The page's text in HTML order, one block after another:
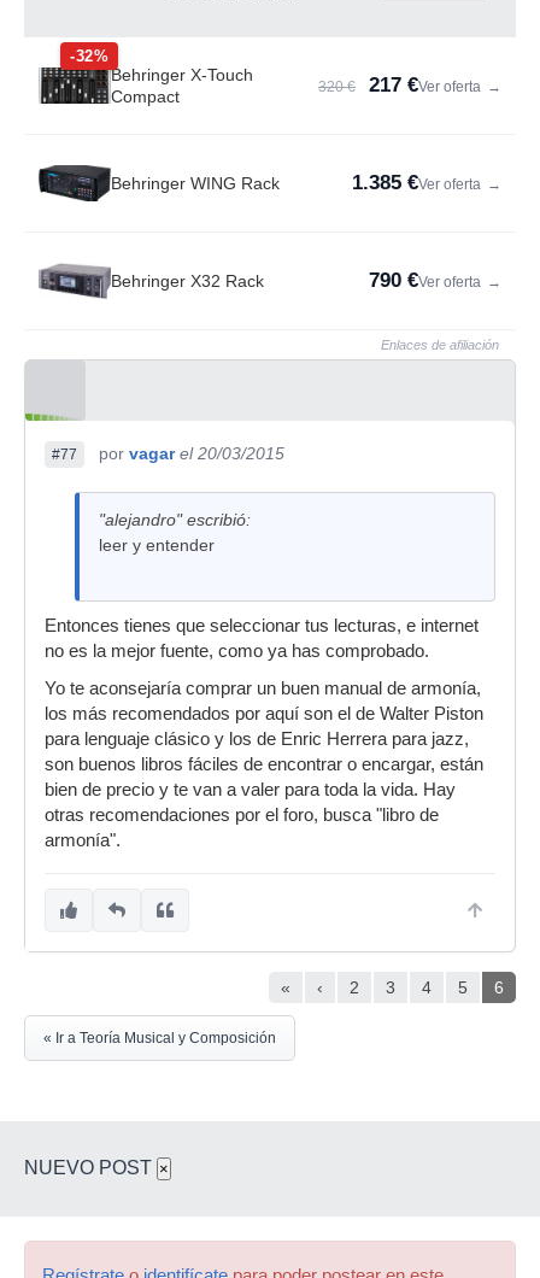
-32%
Behringer X-Touch
Compact
320 € 217 €Ver oferta →
Behringer WING Rack 1.385 €Ver oferta →
Behringer X32 Rack 790 €Ver oferta →
Enlaces de afiliación
#77 por vagar el 20/03/2015
"alejandro" escribió:
leer y entender
Entonces tienes que seleccionar tus lecturas, e internet
no es la mejor fuente, como ya has comprobado.
Yo te aconsejaría comprar un buen manual de armonía,
los más recomendados por aquí son el de Walter Piston
para lenguaje clásico y los de Enric Herrera para jazz,
son buenos libros fáciles de encontrar o encargar, están
bien de precio y te van a valer para toda la vida. Hay
otras recomendaciones por el foro, busca "libro de
armonía".
« ‹ 2 3 4 5 6
« Ir a Teoría Musical y Composición
NUEVO POST ×